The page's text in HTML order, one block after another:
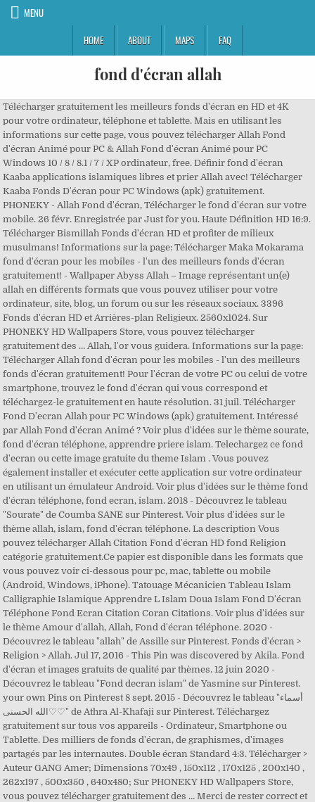
MENU
HOME
ABOUT MAPS FAQ
fond d'écran allah
Télécharger gratuitement les meilleurs fonds d'écran en HD et 4K
pour votre ordinateur, téléphone et tablette. Mais en utilisant les
informations sur cette page, vous pouvez télécharger Allah Fond
d'écran Animé pour PC & Allah Fond d'écran Animé pour PC
Windows 10 / 8 / 8.1 / 7 / XP ordinateur, free. Définir fond d'écran
Kaaba applications islamiques libres et prier Allah avec! Télécharger
Kaaba Fonds D'écran pour PC Windows (apk) gratuitement.
PHONEKY - Allah Fond d'écran, Télécharger le fond d'écran sur votre
mobile. 26 févr. Enregistrée par Just for you. Haute Définition HD 16:9.
Télécharger Bismillah Fonds d'écran HD et profiter de milieux
musulmans! Informations sur la page: Télécharger Maka Mokarama
fond d'écran pour les mobiles - l'un des meilleurs fonds d'écran
gratuitement! - Wallpaper Abyss Allah – Image représentant un(e)
allah en différents formats que vous pouvez utiliser pour votre
ordinateur, site, blog, un forum ou sur les réseaux sociaux. 3396
Fonds d'écran HD et Arrières-plan Religieux. 2560x1024. Sur
PHONEKY HD Wallpapers Store, vous pouvez télécharger
gratuitement des … Allah, l'or vous guidera. Informations sur la page:
Télécharger Allah fond d'écran pour les mobiles - l'un des meilleurs
fonds d'écran gratuitement! Pour l'écran de votre PC ou celui de votre
smartphone, trouvez le fond d'écran qui vous correspond et
téléchargez-le gratuitement en haute résolution. 31 juil. Télécharger
Fond D'ecran Allah pour PC Windows (apk) gratuitement. Intéressé
par Allah Fond d'écran Animé ? Voir plus d'idées sur le thème sourate,
fond d'écran téléphone, apprendre priere islam. Telechargez ce fond
d'ecran ou cette image gratuite du theme Islam . Vous pouvez
également installer et exécuter cette application sur votre ordinateur
en utilisant un émulateur Android. Voir plus d'idées sur le thème fond
d'écran téléphone, fond ecran, islam. 2018 - Découvrez le tableau
"Sourate" de Coumba SANE sur Pinterest. Voir plus d'idées sur le
thème allah, islam, fond d'écran téléphone. La description Vous
pouvez télécharger Allah Citation Fond d'écran HD fond Religion
catégorie gratuitement.Ce papier est disponible dans les formats que
vous pouvez voir ci-dessous pour pc, mac, tablette ou mobile
(Android, Windows, iPhone). Tatouage Mécanicien Tableau Islam
Calligraphie Islamique Apprendre L Islam Doua Islam Fond D'écran
Téléphone Fond Ecran Citation Coran Citations. Voir plus d'idées sur
le thème Amour d'allah, Allah, Fond d'écran téléphone. 2020 -
Découvrez le tableau "allah" de Assille sur Pinterest. Fonds d'écran >
Religion > Allah. Jul 17, 2016 - This Pin was discovered by Akila. Fond
d'écran et images gratuits de qualité par thèmes. 12 juin 2020 -
Découvrez le tableau "Fond decran islam" de Yasmine sur Pinterest.
your own Pins on Pinterest 8 sept. 2015 - Découvrez le tableau "أسماء
الله الحسنى♡♡" de Athra Al-Khafaji sur Pinterest. Téléchargez
gratuitement sur tous vos appareils - Ordinateur, Smartphone ou
Tablette. Des milliers de fonds d'écran, de graphismes, d'images
partagés par les internautes. Double écran Standard 4:3. Télécharger >
Auteur GANG Amer; Dimensions 70x49 , 150x112 , 170x125 , 200x140 ,
262x197 , 500x350 , 640x480; Sur PHONEKY HD Wallpapers Store,
vous pouvez télécharger gratuitement des … Merci de rester correct et